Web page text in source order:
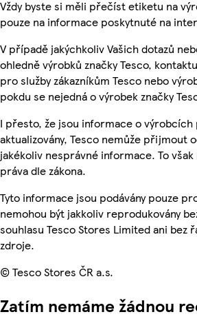
Vždy byste si měli přečíst etiketu na
pouze na informace poskytnuté na
V případě jakýchkoliv Vašich dotazů
ohledně výrobků značky Tesco,
pro služby zákazníkům Tesco nebo
pokdu se nejedná o výrobek značky
I přesto, že jsou informace o
aktualizovány, Tesco nemůže přijmout
jakékoliv nesprávné informace. To však
práva dle zákona.
Tyto informace jsou podávány pouze
nemohou být jakkoliv reprodukovány
souhlasu Tesco Stores Limited ani bez
zdroje.
© Tesco Stores ČR a.s.
Zatím nemáme žádnou